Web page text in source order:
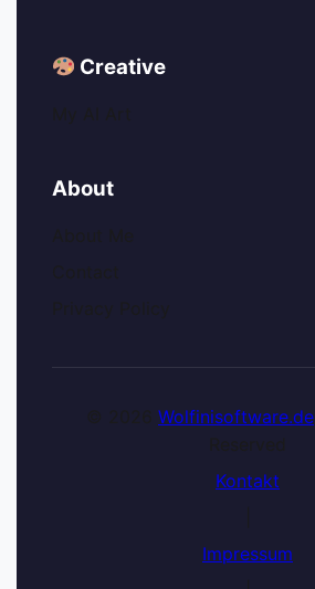
Creative
About
Wolfinisoftware.de
Kontakt
Impressum